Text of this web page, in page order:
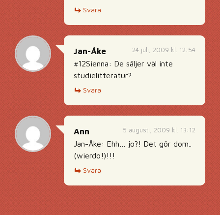
Svara
24 juli, 2009 kl. 12:54
Jan-Åke
#12Sienna: De säljer väl inte
studielitteratur?
Svara
5 augusti, 2009 kl. 13:12
Ann
Jan-Åke: Ehh… jo?! Det gör dom..
(wierdo!)!!!
Svara